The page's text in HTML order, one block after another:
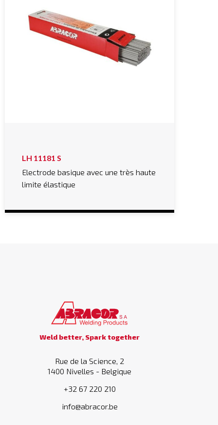
LH 11181 S
Electrode basique avec une très haute
limite élastique
Weld better, Spark together
Rue de la Science, 2
1400 Nivelles - Belgique
+32 67 220 210
info@abracor.be